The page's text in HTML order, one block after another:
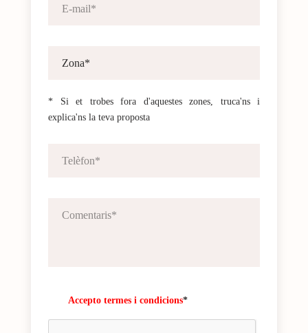
* Si et trobes fora d'aquestes zones, truca'ns i
explica'ns la teva proposta
Accepto termes i condicions*